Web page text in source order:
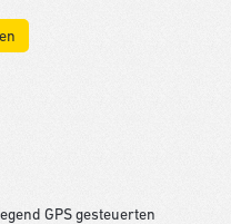
GPS gesteuerten